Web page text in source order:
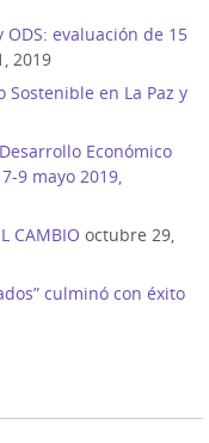
evaluación de 15
2019
en La Paz y
Económico
9 mayo 2019,
CAMBIO octubre 29,
culminó con éxito